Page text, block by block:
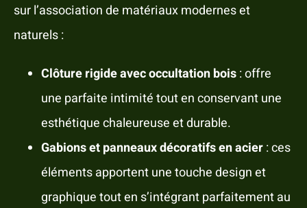
sur l’association de matériaux modernes et
naturels :
Clôture rigide avec occultation bois: offre
une parfaite intimité tout en conservant une
esthétique chaleureuse et durable.
Gabions et panneaux décoratifs en acier: ces
éléments apportent une touche design et
graphique tout en s’intégrant parfaitement au